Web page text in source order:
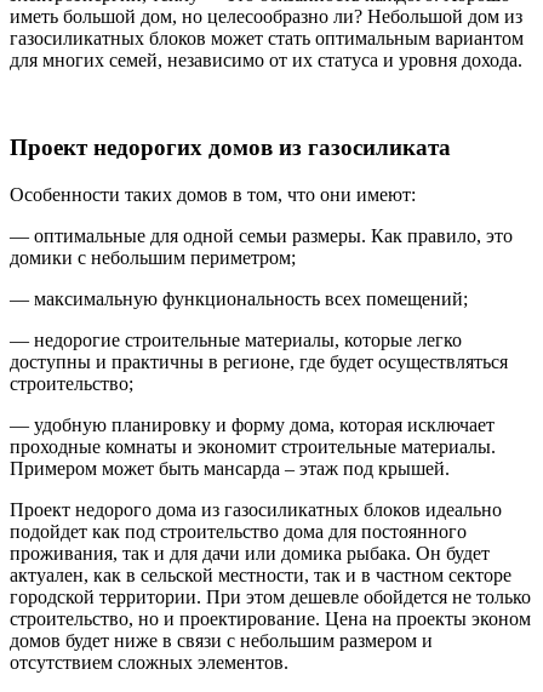
иметь большой дом, но целесообразно ли? Небольшой дом из
газосиликатных блоков может стать оптимальным вариантом
для многих семей, независимо от их статуса и уровня дохода.
Проект недорогих домов из газосиликата
Особенности таких домов в том, что они имеют:
— оптимальные для одной семьи размеры. Как правило, это
домики с небольшим периметром;
— максимальную функциональность всех помещений;
— недорогие строительные материалы, которые легко
доступны и практичны в регионе, где будет осуществляться
строительство;
— удобную планировку и форму дома, которая исключает
проходные комнаты и экономит строительные материалы.
Примером может быть мансарда – этаж под крышей.
Проект недорого дома из газосиликатных блоков идеально
подойдет как под строительство дома для постоянного
проживания, так и для дачи или домика рыбака. Он будет
актуален, как в сельской местности, так и в частном секторе
городской территории. При этом дешевле обойдется не только
строительство, но и проектирование. Цена на проекты эконом
домов будет ниже в связи с небольшим размером и
отсутствием сложных элементов.